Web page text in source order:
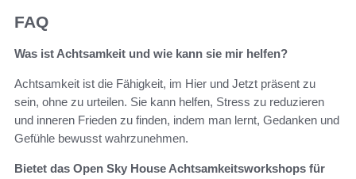
FAQ
Was ist Achtsamkeit und wie kann sie mir helfen?
Achtsamkeit ist die Fähigkeit, im Hier und Jetzt präsent zu
sein, ohne zu urteilen. Sie kann helfen, Stress zu reduzieren
und inneren Frieden zu finden, indem man lernt, Gedanken und
Gefühle bewusst wahrzunehmen.
Bietet das Open Sky House Achtsamkeitsworkshops für